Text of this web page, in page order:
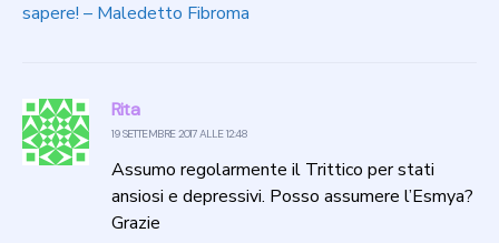
sapere! – Maledetto Fibroma
Rita
19 SETTEMBRE 2017 ALLE 12:48
Assumo regolarmente il Trittico per stati
ansiosi e depressivi. Posso assumere l’Esmya?
Grazie